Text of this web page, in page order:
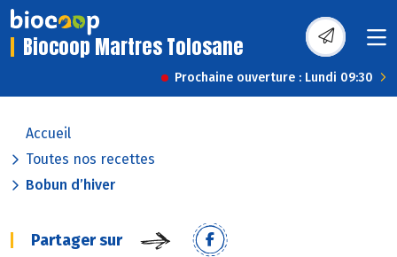
Biocoop Martres Tolosane
Prochaine ouverture : Lundi 09:30
Accueil
Toutes nos recettes
Bobun d’hiver
Partager sur